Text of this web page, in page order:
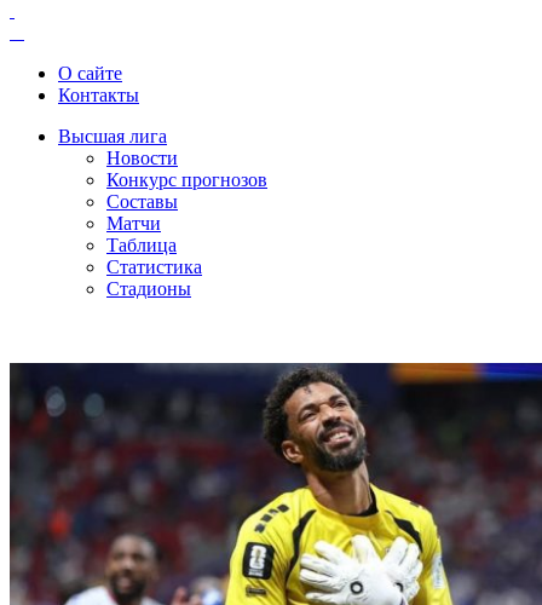
О сайте
Контакты
Высшая лига
Новости
Конкурс прогнозов
Составы
Матчи
Таблица
Статистика
Стадионы